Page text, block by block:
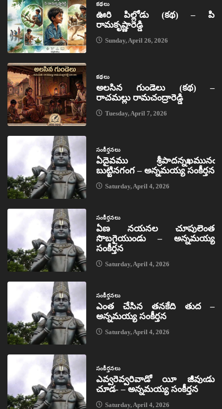
కథలు
ఊరి పిల్లోడు (కథ) – పి
రామకృష్ణారెడ్డి
Sunday, April 26, 2026
కథలు
అలసిన గుండెలు (కథ) –
రాచమల్లు రామచంద్రారెడ్డి
Tuesday, April 7, 2026
సంకీర్తనలు
ఏదైవము శ్రీపాదన్నఖమునఁ
బుట్టినగంగ – అన్నమయ్య సంకీర్తన
Saturday, April 4, 2026
సంకీర్తనలు
ఏణ నయనల చూపులెంత
సొబగైయుండు – అన్నమయ్య
సంకీర్తన
Saturday, April 4, 2026
సంకీర్తనలు
ఎంత చేసిన తనకేది తుద –
అన్నమయ్య సంకీర్తన
Saturday, April 4, 2026
సంకీర్తనలు
ఎవ్వరెవ్వరివాడో యీ జీవుఁడు
చూడ- – అన్నమయ్య సంకీర్తన
Saturday, April 4, 2026